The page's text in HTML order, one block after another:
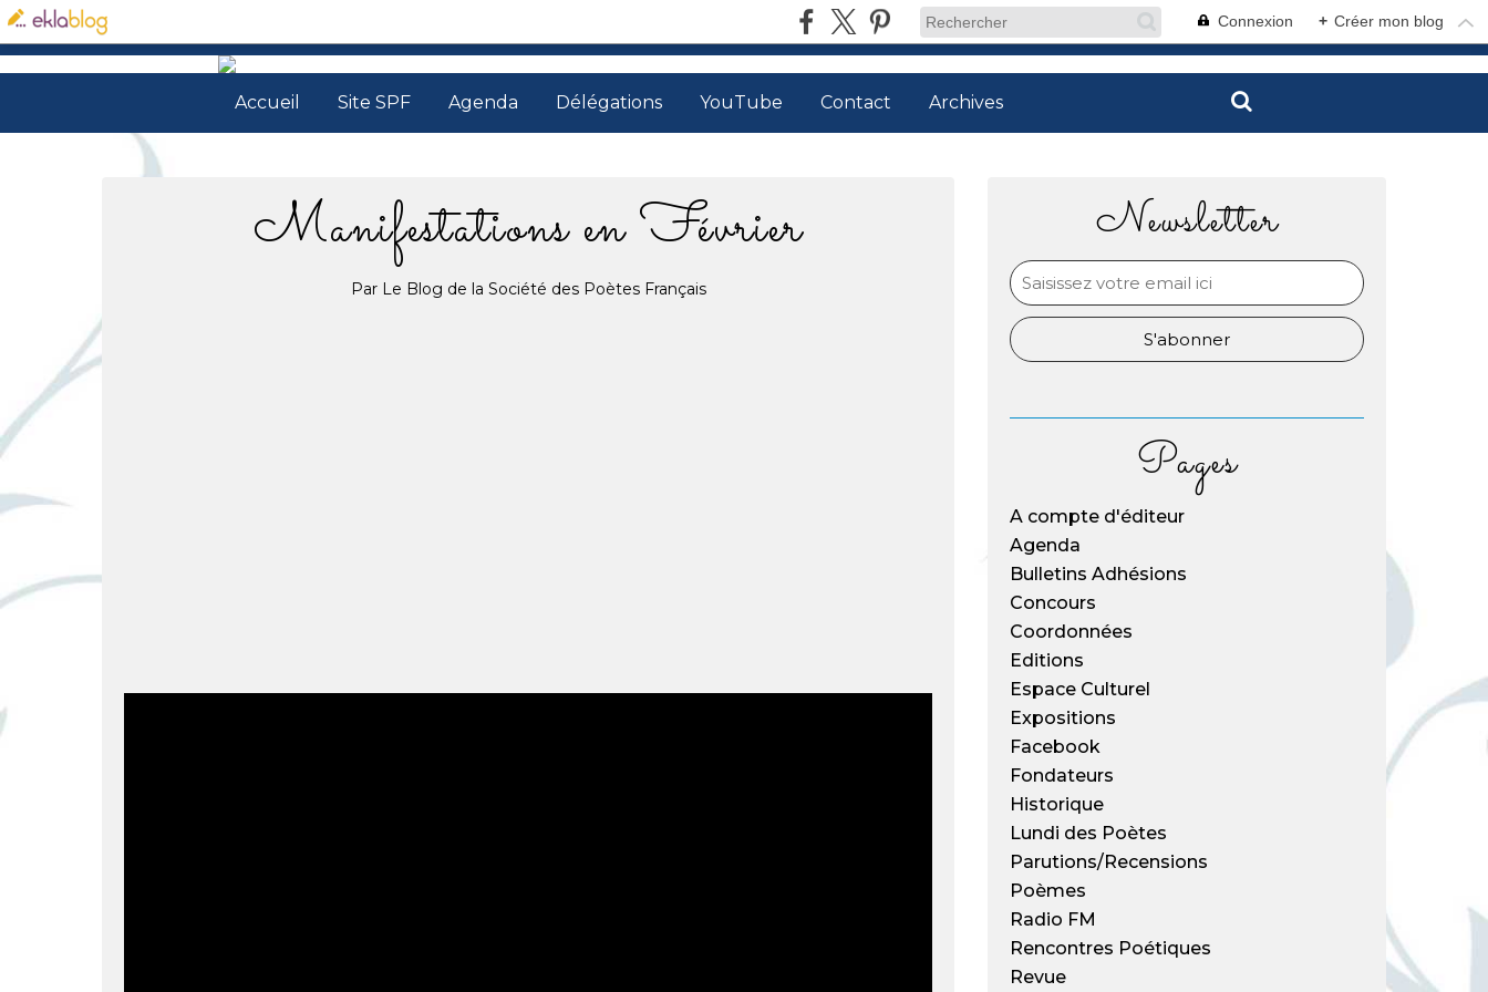
Connexion + Créer mon blog
Accueil Site SPF Agenda Délégations YouTube Contact Archives
Manifestations en Février
19.02.2026 …
Par Le Blog de la Société des Poètes Français
Newsletter
Pages
A compte d'éditeur
Agenda
Bulletins Adhésions
Concours
Coordonnées
Editions
Espace Culturel
Expositions
Facebook
Fondateurs
Historique
Lundi des Poètes
Parutions/Recensions
Poèmes
Radio FM
Rencontres Poétiques
Revue